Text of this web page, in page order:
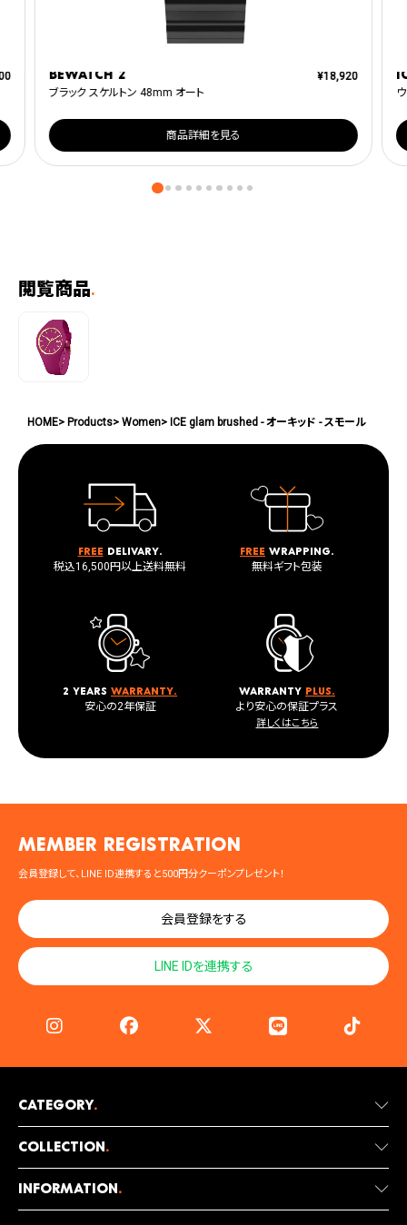
BEWATCH 2
ブラック スケルトン 48mm オート
¥18,920
商品詳細を見る
閲覧商品.
HOME Products Women ICE glam brushed - オーキッド - スモール
Free delivary.
税込16,500円以上送料無料
Free wrapping.
無料ギフト包装
2 years warranty.
安心の2年保証
warranty plus.
より安心の保証プラス
詳しくはこちら
MEMBER registration
会員登録して、LINE ID連携すると500円分クーポンプレゼント！
会員登録をする
LINE IDを連携する
Category.
Collection.
Information.